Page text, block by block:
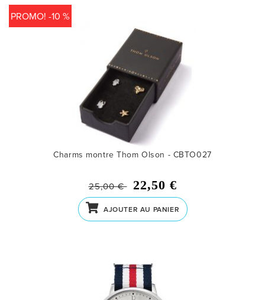
PROMO! -10 %
Charms montre Thom Olson - CBTO027
25,00 € 22,50 €
AJOUTER AU PANIER